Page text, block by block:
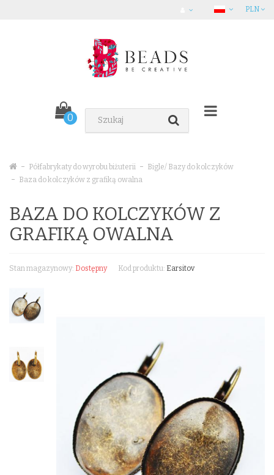
PLN
0
Półfabrykaty do wyrobu biżuterii
Bigle/ Bazy do kolczyków
Baza do kolczyków z grafiką owalna
BAZA DO KOLCZYKÓW Z
GRAFIKĄ OWALNA
Stan magazynowy: Dostępny Kod produktu: Earsitov